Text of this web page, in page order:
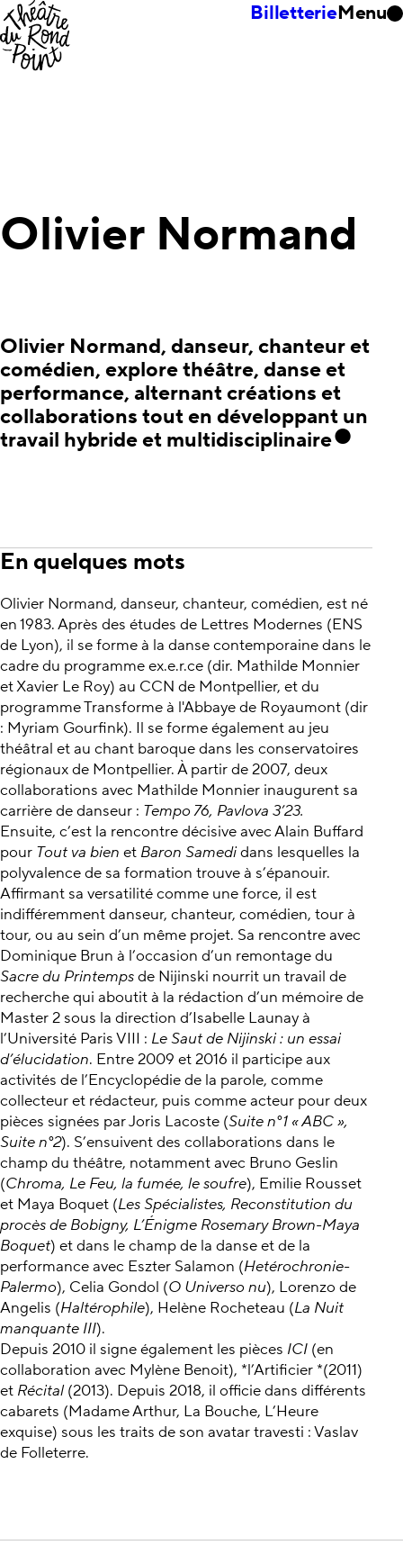
BilletterieMenu
Olivier Normand
Olivier Normand, danseur, chanteur et
comédien, explore théâtre, danse et
performance, alternant créations et
collaborations tout en développant un
travail hybride et multidisciplinaire
En quelques mots
Olivier Normand, danseur, chanteur, comédien, est né
en 1983. Après des études de Lettres Modernes (ENS
de Lyon), il se forme à la danse contemporaine dans le
cadre du programme ex.e.r.ce (dir. Mathilde Monnier
et Xavier Le Roy) au CCN de Montpellier, et du
programme Transforme à l'Abbaye de Royaumont (dir
: Myriam Gourfink). Il se forme également au jeu
théâtral et au chant baroque dans les conservatoires
régionaux de Montpellier. À partir de 2007, deux
collaborations avec Mathilde Monnier inaugurent sa
carrière de danseur : Tempo 76, Pavlova 3’23.
Ensuite, c’est la rencontre décisive avec Alain Buffard
pour Tout va bien et Baron Samedidans lesquelles la
polyvalence de sa formation trouve à s’épanouir.
Affirmant sa versatilité comme une force, il est
indifféremment danseur, chanteur, comédien, tour à
tour, ou au sein d’un même projet. Sa rencontre avec
Dominique Brun à l’occasion d’un remontage du
Sacre du Printempsde Nijinski nourrit un travail de
recherche qui aboutit à la rédaction d’un mémoire de
Master 2 sous la direction d’Isabelle Launay à
l’Université Paris VIII : Le Saut de Nijinski : un essai
d’élucidation. Entre 2009 et 2016 il participe aux
activités de l’Encyclopédie de la parole, comme
collecteur et rédacteur, puis comme acteur pour deux
pièces signées par Joris Lacoste (Suite n°1 « ABC »,
Suite n°2). S’ensuivent des collaborations dans le
champ du théâtre, notamment avec Bruno Geslin
(Chroma, Le Feu, la fumée, le soufre), Emilie Rousset
et Maya Boquet (Les Spécialistes, Reconstitution du
procès de Bobigny, L’Énigme Rosemary Brown-Maya
Boquet) et dans le champ de la danse et de la
performance avec Eszter Salamon (Hetérochronie-
Palermo), Celia Gondol (O Universo nu), Lorenzo de
Angelis (Haltérophile), Helène Rocheteau (La Nuit
manquante III).
Depuis 2010 il signe également les pièces ICI (en
collaboration avec Mylène Benoit), *l’Artificier *(2011)
et Récital(2013). Depuis 2018, il officie dans différents
cabarets (Madame Arthur, La Bouche, L’Heure
exquise) sous les traits de son avatar travesti : Vaslav
de Folleterre.